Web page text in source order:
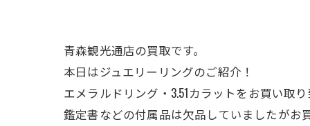
青森観光通店の買取です。
本日はジュエリーリングのご紹介！
エメラルドリング・3.51カラットをお買い取り
鑑定書などの付属品は欠品していましたがお